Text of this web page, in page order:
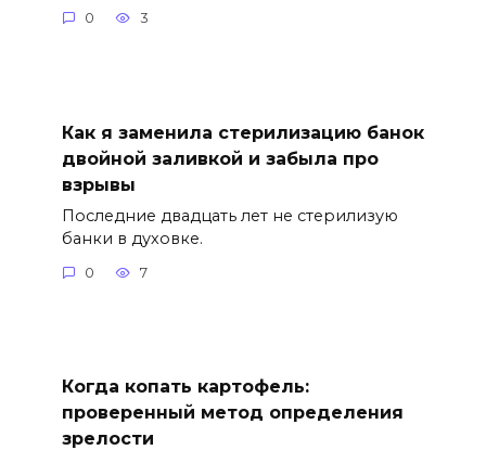
0 3
Как я заменила стерилизацию банок
двойной заливкой и забыла про
взрывы
Последние двадцать лет не стерилизую
банки в духовке.
0 7
Когда копать картофель:
проверенный метод определения
зрелости